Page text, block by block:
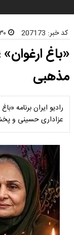
کد خبر: 207173
«باغ
مذهبی
عزاداری حسینی و